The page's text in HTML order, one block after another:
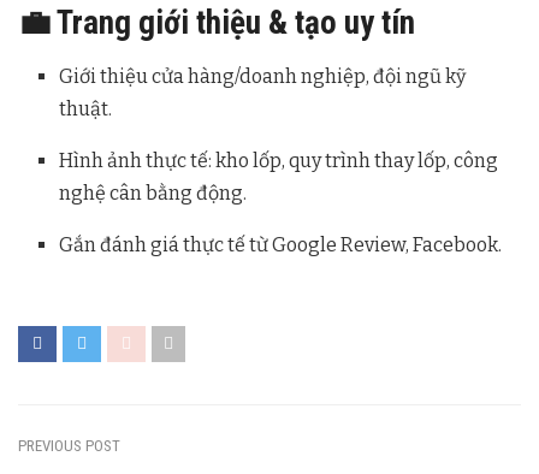
💼 Trang giới thiệu & tạo uy tín
Giới thiệu cửa hàng/doanh nghiệp, đội ngũ kỹ
thuật.
Hình ảnh thực tế: kho lốp, quy trình thay lốp, công
nghệ cân bằng động.
Gắn đánh giá thực tế từ Google Review, Facebook.
PREVIOUS POST